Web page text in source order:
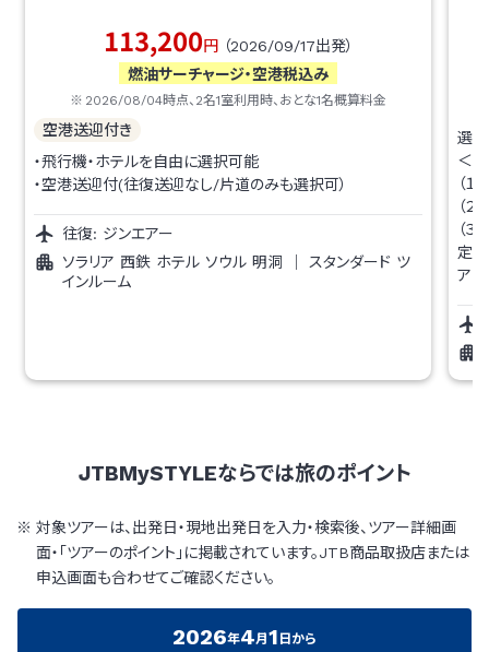
113,200円 （2026/09/17出発）
燃油サーチャージ・空港税込み
2026/08/04時点、 2名1室利用時、おとな1名概算料金
空港送迎付き
・飛行機・ホテルを自由に選択可能
・空港送迎付(往復送迎なし/片道のみも選択可）
往復: ジンエアー
ソラリア 西鉄 ホテル ソウル 明洞
スタンダード ツ
インルーム
選べ
＜2
（１
（
（
定
アレ
JTBMySTYLEならでは旅のポイント
対象ツアーは、出発日・現地出発日を入力・検索後、ツアー詳細画
面・「ツアーのポイント」に掲載されています。JTB商品取扱店または
申込画面も合わせてご確認ください。
2026年4月 1 日から